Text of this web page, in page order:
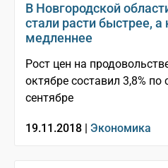
В Новгородской
стали расти быстрее, а
медленнее
Рост цен на
октябре составил 3,8% по
сентябре
19.11.2018 | Экономика